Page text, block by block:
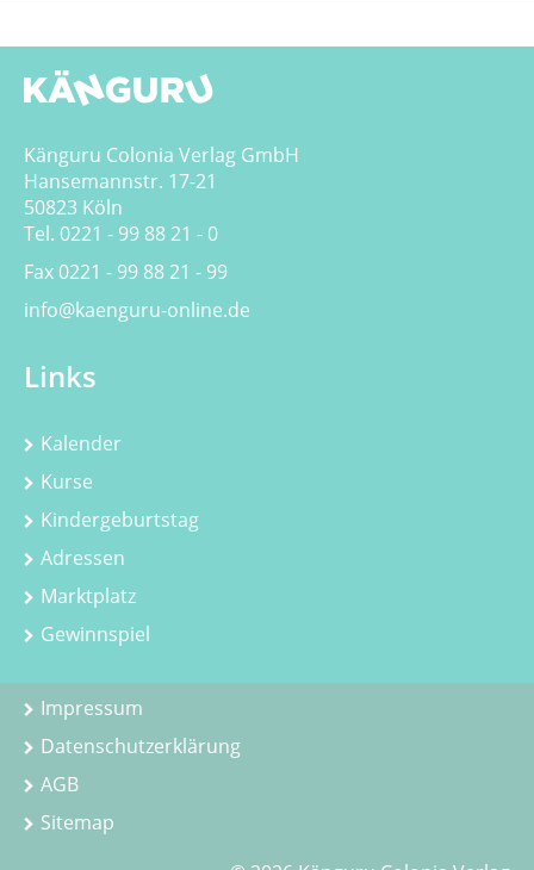
Känguru Colonia Verlag GmbH
Hansemannstr. 17-21
50823 Köln
Tel. 0221 - 99 88 21 - 0
Fax 0221 - 99 88 21 - 99
info@kaenguru-online.de
Links
Kalender
Kurse
Kindergeburtstag
Adressen
Marktplatz
Gewinnspiel
Impressum
Datenschutzerklärung
AGB
Sitemap